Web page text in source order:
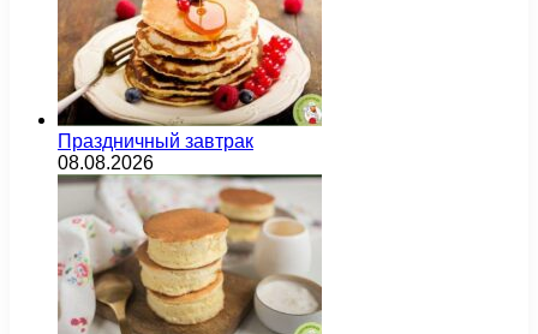
Праздничный завтрак
08.08.2026